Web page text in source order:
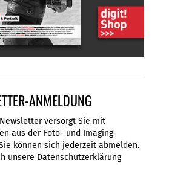
ANMELDUNG
versorgt Sie mit
aus der Foto- und Imaging-
können sich jederzeit abmelden.
unsere Datenschutzerklärung